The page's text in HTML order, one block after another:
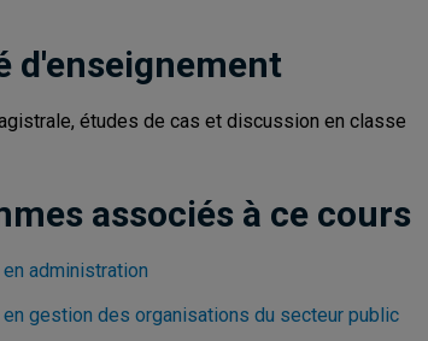
d'enseignement
études de cas et discussion en classe
associés à ce cours
administration
en gestion des organisations du secteur public